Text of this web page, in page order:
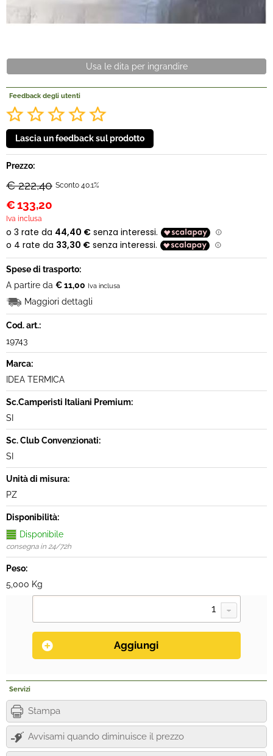
Convenzioni
La nostra Officina
Veicoli Pronta consegna
Usa le dita per ingrandire
Feedback degli utenti
Prezzo:
€ 222,40 Sconto 40.1%
€133,20
Iva inclusa
Spese di trasporto:
A partire da € 11,00 Iva inclusa
Maggiori dettagli
Cod. art.:
19743
Marca:
IDEA TERMICA
Sc.Camperisti Italiani Premium:
SI
Sc. Club Convenzionati:
SI
Unità di misura:
PZ
Disponibilità:
Disponibile
consegna in 24/72h
Peso:
5,000 Kg
Servizi
Stampa
Avvisami quando diminuisce il prezzo